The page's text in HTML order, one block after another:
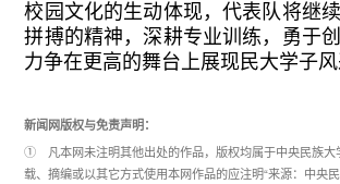
校园文化的生动体现，代表队将继
拼搏的精神，深耕专业训练，勇于创
力争在更高的舞台上展现民大学子风
新闻网版权与免责声明：
① 凡本网未注明其他出处的作品，版权均属于中央民族大
载、摘编或以其它方式使用本网作品的应注明“来源：中央